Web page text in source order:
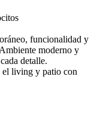
funcionalidad y
moderno y
detalle.
el living y patio con